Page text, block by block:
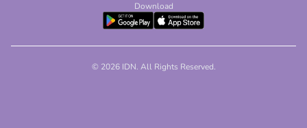
Download
© 2026 IDN. All Rights Reserved.